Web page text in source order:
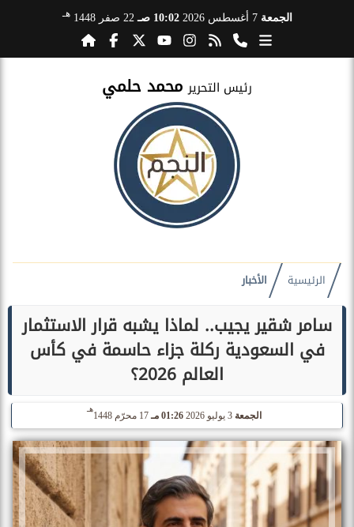
الجمعة 7 أغسطس 2026 10:02 صـ 22 صفر 1448 هـ
رئيس التحرير محمد حلمي
الرئيسية الأخبار
سامر شقير يجيب.. لماذا يشبه قرار الاستثمار
في السعودية ركلة جزاء حاسمة في كأس
العالم 2026؟
الجمعة 3 يوليو 2026 01:26 مـ 17 محرّم 1448
هـ